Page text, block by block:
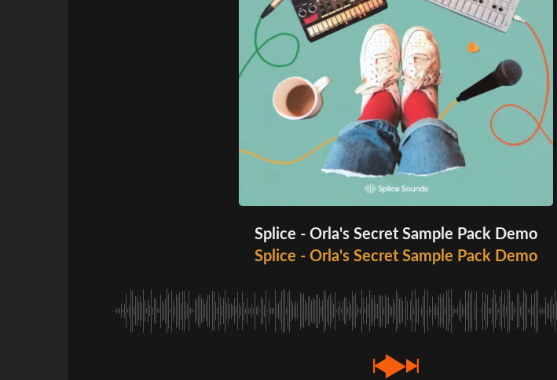
Splice - Orla's Secret Sample Pack Demo
Splice - Orla's Secret Sample Pack Demo